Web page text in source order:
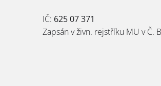
IČ: 625 07 371
Zapsán v živn. rejstříku MU v Č.